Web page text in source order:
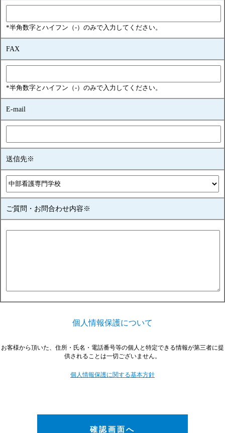
*半角数字とハイフン（-）のみで入力してください。
FAX
*半角数字とハイフン（-）のみで入力してください。
E-mail
送信先※
ご質問・お問合わせ内容※
個人情報保護について
お客様から頂いた、住所・氏名・電話番号等の個人と特定できる情報が第三者に提
供されることは一切ございません。
個人情報保護に関する基本方針